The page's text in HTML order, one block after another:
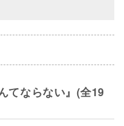
てならない』(全19